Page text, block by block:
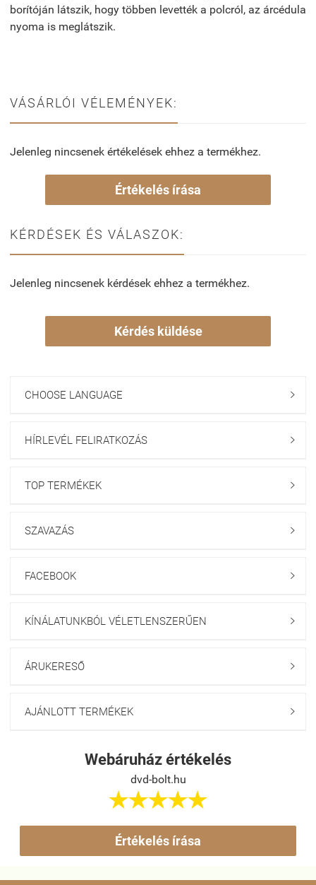
borítóján látszik, hogy többen levették a polcról, az árcédula
nyoma is meglátszik.
VÁSÁRLÓI VÉLEMÉNYEK:
Jelenleg nincsenek értékelések ehhez a termékhez.
Értékelés írása
KÉRDÉSEK ÉS VÁLASZOK:
Jelenleg nincsenek kérdések ehhez a termékhez.
Kérdés küldése
CHOOSE LANGUAGE 
HÍRLEVÉL FELIRATKOZÁS 
TOP TERMÉKEK 
SZAVAZÁS 
FACEBOOK 
KÍNÁLATUNKBÓL VÉLETLENSZERŰEN 
ÁRUKERESŐ 
AJÁNLOTT TERMÉKEK 
Webáruház értékelés
dvd-bolt.hu

Értékelés írása